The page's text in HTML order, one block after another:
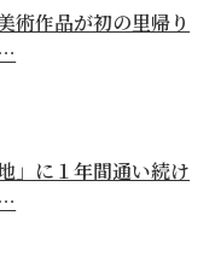
術作品が初の里帰り
」に１年間通い続け